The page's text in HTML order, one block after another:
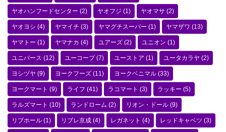
ヤオハンフードセンター (2) ヤオフジ (1) ヤオマサ (2)
ヤオヨシ (4) ヤマイチ (3) ヤマグチスーパー (1) ヤマザワ (13)
ヤマトー (1) ヤマナカ (4) ユアーズ (2) ユニオン (1)
ユニバース (12) ユーコープ(7) ユーストア (1) ユータカラヤ (2)
ヨシヅヤ (9) ヨークフーズ (11) ヨークベニマル (33)
ヨークマート (9) ライフ (41) ラコマート (3) ラッキー (5)
ラルズマート (10) ランドローム (2) リオン・ドール (9)
リブホール (1) リブレ京成 (4) レガネット (4) レッドキャベツ (3)